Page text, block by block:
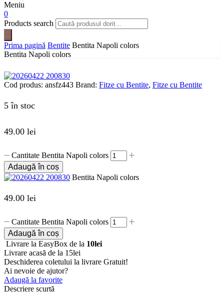
Meniu
0
Products search
Prima pagină Bentite Bentita Napoli colors
Bentita Napoli colors
Cod produs: ansfz443 Brand: Fitze cu Bentite, Fitze cu Bentite
5 în stoc
49.00 lei
Cantitate Bentita Napoli colors
Adaugă în coș
Bentita Napoli colors
49.00 lei
Cantitate Bentita Napoli colors
Adaugă în coș
Livrare la EasyBox de la 10lei
Livrare acasă de la 15lei
Deschiderea coletului la livrare Gratuit!
Ai nevoie de ajutor?
Adaugă la favorite
Descriere scurtă